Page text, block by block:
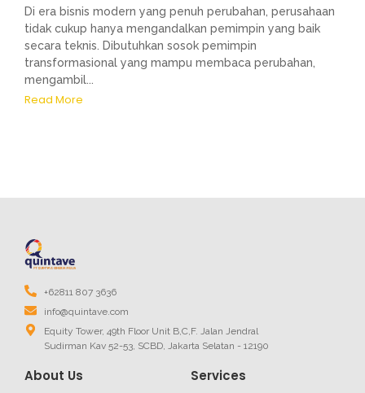
Di era bisnis modern yang penuh perubahan, perusahaan
tidak cukup hanya mengandalkan pemimpin yang baik
secara teknis. Dibutuhkan sosok pemimpin
transformasional yang mampu membaca perubahan,
mengambil...
Read More
+62811 807 3636
info@quintave.com
Equity Tower, 49th Floor Unit B,C,F. Jalan Jendral
Sudirman Kav 52-53, SCBD, Jakarta Selatan - 12190
About Us Services